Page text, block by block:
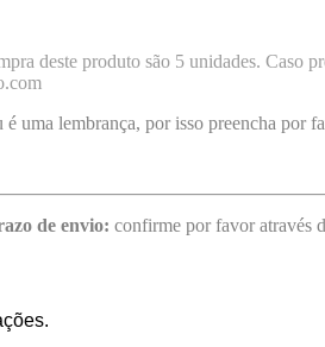
deste produto são 5 unidades. Caso
uma lembrança, por isso preencha por
de envio: confirme por favor através